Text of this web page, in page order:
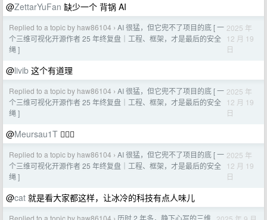
@ZettarYuFan 缺少一个 背锅 AI
Replied to a topic by haw86104 › AI 很猛，但它兜不了项目的底 [ 一
个三维可视化开源作者 25 年终复盘｜工程、框架，才是最后的安全
绳 ]
2025 年
12 月 19
日
@livib 这个有道理
Replied to a topic by haw86104 › AI 很猛，但它兜不了项目的底 [ 一
个三维可视化开源作者 25 年终复盘｜工程、框架，才是最后的安全
绳 ]
2025 年
12 月 19
日
@Meursau1T 🤦🏻‍♀️
Replied to a topic by haw86104 › AI 很猛，但它兜不了项目的底 [ 一
个三维可视化开源作者 25 年终复盘｜工程、框架，才是最后的安全
绳 ]
2025 年
12 月 19
日
@cat 就是看大家都这样，让冰冷的科技有点人味儿
Replied to a topic by haw86104
历时 2 年多，静下心写的三维